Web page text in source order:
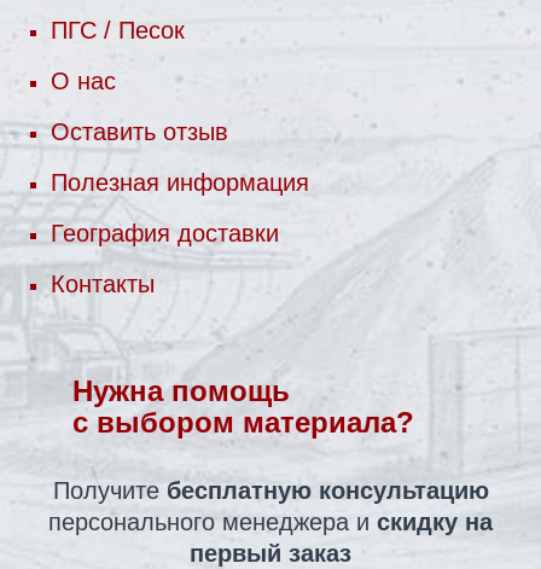
ПГС / Песок
О нас
Оставить отзыв
Полезная информация
География доставки
Контакты
Нужна помощь
с выбором материала?
Получите бесплатную консультацию
персонального менеджера и скидку на
первый заказ